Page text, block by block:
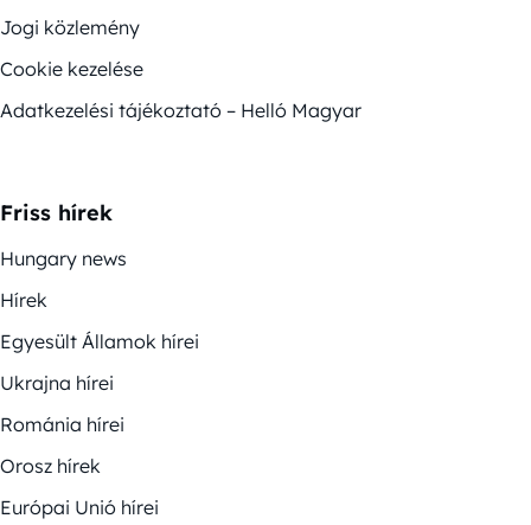
Jogi közlemény
Cookie kezelése
Adatkezelési tájékoztató – Helló Magyar
Friss hírek
Hungary news
Hírek
Egyesült Államok hírei
Ukrajna hírei
Románia hírei
Orosz hírek
Európai Unió hírei